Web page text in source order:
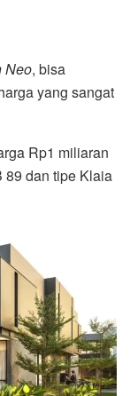
Neo, bisa
yang sangat
Rp1 miliaran
89 dan tipe Klaia